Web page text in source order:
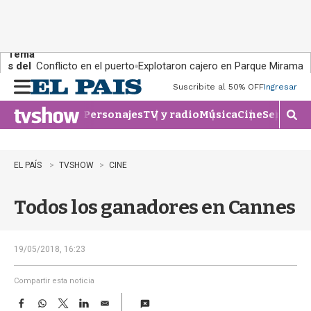
Tema
s del
día:
Conflicto en el puerto Explotaron cajero en Parque Miramar
n
u
Suscribite al 50% OFFIngresar
PersonajesTV y radioMúsicaCineSeries
M
o
r
b
EL PAÍS TVSHOW CINE
Todos los ganadores en Cannes
19/05/2018, 16:23
Compartir esta noticia
F
W
T
L
E